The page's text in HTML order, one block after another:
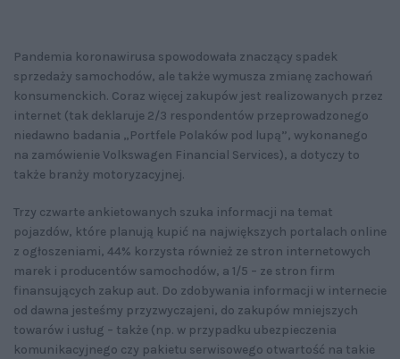
Pandemia koronawirusa spowodowała znaczący spadek
sprzedaży samochodów, ale także wymusza zmianę zachowań
konsumenckich. Coraz więcej zakupów jest realizowanych przez
internet (tak deklaruje 2/3 respondentów przeprowadzonego
niedawno badania „Portfele Polaków pod lupą”, wykonanego
na zamówienie Volkswagen Financial Services), a dotyczy to
także branży motoryzacyjnej.
Trzy czwarte ankietowanych szuka informacji na temat
pojazdów, które planują kupić na największych portalach online
z ogłoszeniami, 44% korzysta również ze stron internetowych
marek i producentów samochodów, a 1/5 – ze stron firm
finansujących zakup aut. Do zdobywania informacji w internecie
od dawna jesteśmy przyzwyczajeni, do zakupów mniejszych
towarów i usług – także (np. w przypadku ubezpieczenia
komunikacyjnego czy pakietu serwisowego otwartość na takie